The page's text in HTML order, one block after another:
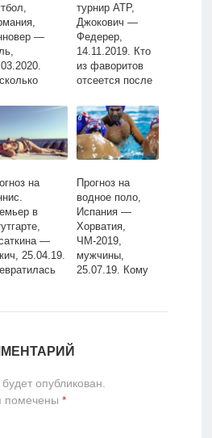
—
турнир АТР,
Джокович —
Федерер,
14.11.2019. Кто
из фаворитов
отсеется после
на
в
—
25.04.19.
Прогноз на
водное поло,
Испания —
Хорватия,
ЧМ-2019,
мужчины,
25.07.19. Кому
полуфинале?
опубликован.
помечены *